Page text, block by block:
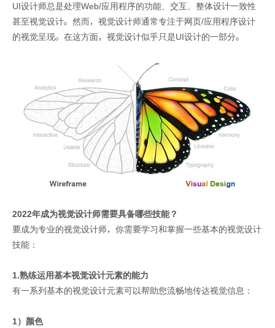
UI设计师总是处理Web/应用程序的功能、交互、整体设计一致性
甚至视觉设计。然而，视觉设计师通常专注于网页/应用程序设计
的视觉呈现。在这方面，视觉设计似乎只是UI设计的一部分。
2022年成为视觉设计师需要具备哪些技能？
要成为专业的视觉设计师，你需要学习和掌握一些基本的视觉设计
技能：
1.熟练运用基本视觉设计元素的能力
有一系列基本的视觉设计元素可以帮助您流畅地传达视觉信息：
1）颜色